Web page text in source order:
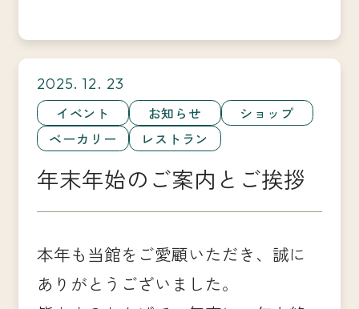
2025. 12. 23
イベント お知らせ
ショップ
ベーカリー
レストラン
年末年始のご案内とご挨拶
本年も当館をご愛顧いただき、誠に
ありがとうございました。